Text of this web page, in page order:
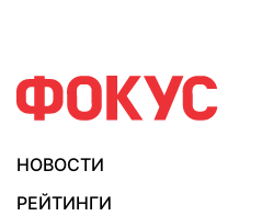
НОВОСТИ
РЕЙТИНГИ